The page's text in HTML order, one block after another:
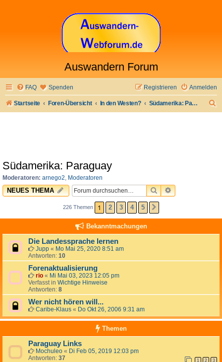
Auswandern Forum
FAQ Spenden Anmelden
Registrieren
Startseite Foren-Übersicht In den Westen? Südamerika: Paraguay
Südamerika: Paraguay
Moderatoren: arnego2, Moderatoren
NEUES THEMA SUCHEERWEITERTE
226 Themen 1 2 3 4 5
Bekanntmachungen
Die Landessprache lernen
Jupp « Mo Mai 25, 2020 8:51 am
Antworten: 10
Forenaktualisierung
rio « Mi Mai 03, 2023 12:05 pm
Verfasst in Wichtige Hinweise
Antworten: 8
Wer nicht hören will...
Caribe-Klaus « Do Okt 26, 2006 9:31 am
Themen
Paraguay Links
Mochuleo « Di Feb 05, 2019 12:03 pm
Antworten: 37 1 2 3